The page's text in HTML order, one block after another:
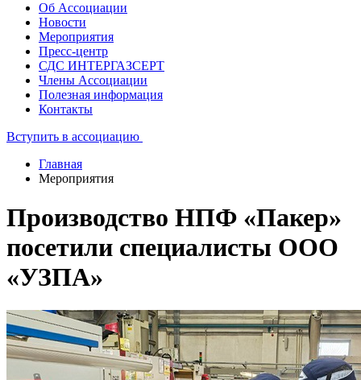
Об Ассоциации
Новости
Мероприятия
Пресс-центр
СДС ИНТЕРГАЗСЕРТ
Члены Ассоциации
Полезная информация
Контакты
Вступить в ассоциацию
Главная
Мероприятия
Производство НПФ «Пакер»
посетили специалисты ООО
«УЗПА»